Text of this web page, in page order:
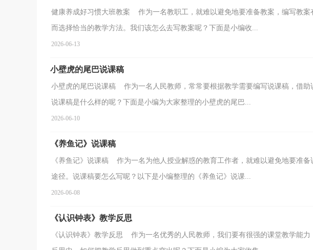
健康养成好习惯大班教案 作为一名教职工，就难以避免地要准备教案，编写教案
而选择恰当的教学方法。我们该怎么去写教案呢？下面是小编收...
2026-06-13
小壁虎的尾巴说课稿
小壁虎的尾巴说课稿 作为一名人民教师，常常要根据教学需要编写说课稿，借助
说课稿是什么样的呢？下面是小编为大家整理的小壁虎的尾巴...
2026-06-10
《养鱼记》说课稿
《养鱼记》说课稿 作为一名为他人授业解惑的教育工作者，就难以避免地要准
途径。说课稿要怎么写呢？以下是小编整理的《养鱼记》说课...
2026-06-08
《认识钟表》教学反思
《认识钟表》教学反思 作为一名优秀的人民教师，我们要有很强的课堂教学能